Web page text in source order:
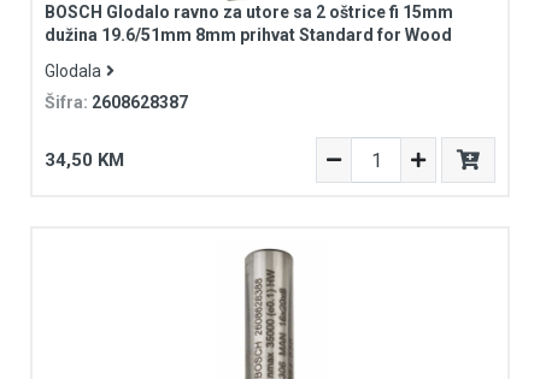
BOSCH Glodalo ravno za utore sa 2 oštrice fi 15mm
dužina 19.6/51mm 8mm prihvat Standard for Wood
Glodala
Šifra: 2608628387
34,50 KM